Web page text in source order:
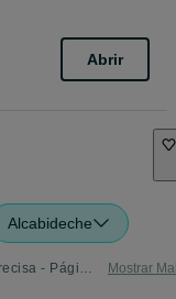
Abrir
Alcabideche
Fotovoltaicos em Alcabideche - tudo o que precisa - Página 5 Mostrar